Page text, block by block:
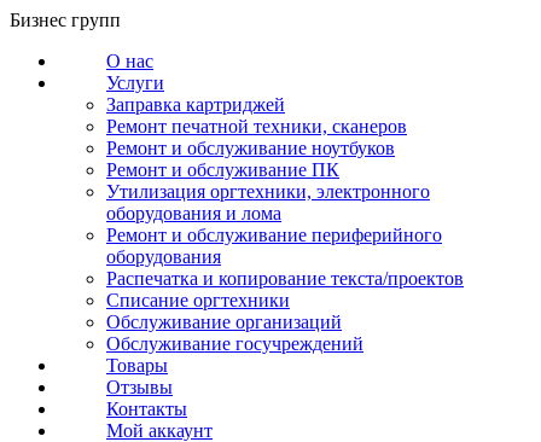
Перейти
содержанию
Бизнес групп
О нас
Услуги
Заправка картриджей
Ремонт печатной техники, сканеров
Ремонт и обслуживание ноутбуков
Ремонт и обслуживание ПК
Утилизация оргтехники, электронного
оборудования и лома
Ремонт и обслуживание периферийного
оборудования
Распечатка и копирование текста/проектов
Списание оргтехники
Обслуживание организаций
Обслуживание госучреждений
Товары
Отзывы
Контакты
Мой аккаунт